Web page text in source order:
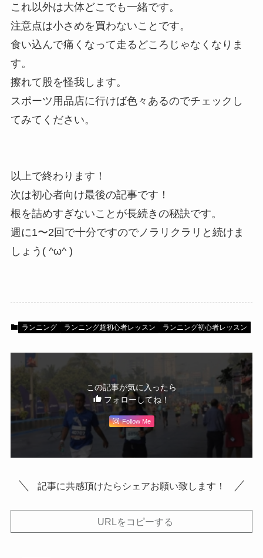
これ以外は大体どこでも一緒です。
注意点は小さめを買わないことです。
食い込んで痛くなって走るどころじゃなくなりま
す。
擦れて股を怪我します。
スポーツ用品店に行けば色々あるのでチェックし
てみてください。
以上で終わります！
次は初心者向け最後の記事です！
根を詰めすぎないことが長続きの秘訣です。
週に1〜2回で十分ですのでノラリクラリと続けま
しょう( ^ω^ )
ランニング ランニング超初心者レッスン ランニング初心者レッスン
この記事が気に入ったら
フォローしてね！
Follow Me
記事に共感頂けたらシェアお願い致します！
URLをコピーする